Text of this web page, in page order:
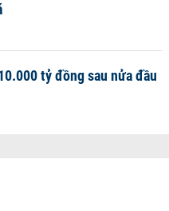
tỷ đồng sau nửa đầu